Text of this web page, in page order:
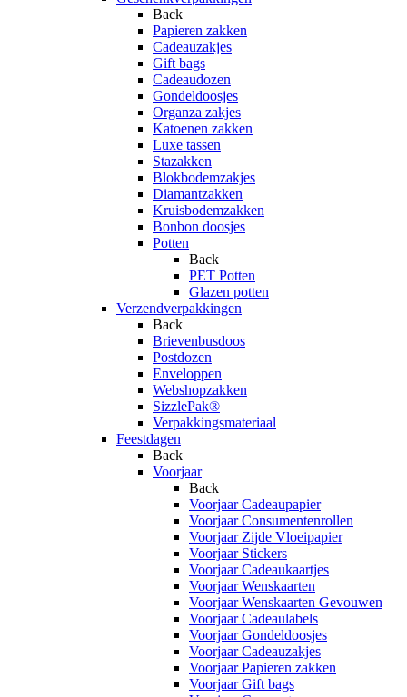
Back
Papieren zakken
Cadeauzakjes
Gift bags
Cadeaudozen
Gondeldoosjes
Organza zakjes
Katoenen zakken
Luxe tassen
Stazakken
Blokbodemzakjes
Diamantzakken
Kruisbodemzakken
Bonbon doosjes
Potten
Back
PET Potten
Glazen potten
Verzendverpakkingen
Back
Brievenbusdoos
Postdozen
Enveloppen
Webshopzakken
SizzlePak®
Verpakkingsmateriaal
Feestdagen
Back
Voorjaar
Back
Voorjaar Cadeaupapier
Voorjaar Consumentenrollen
Voorjaar Zijde Vloeipapier
Voorjaar Stickers
Voorjaar Cadeaukaartjes
Voorjaar Wenskaarten
Voorjaar Wenskaarten Gevouwen
Voorjaar Cadeaulabels
Voorjaar Gondeldoosjes
Voorjaar Cadeauzakjes
Voorjaar Papieren zakken
Voorjaar Gift bags